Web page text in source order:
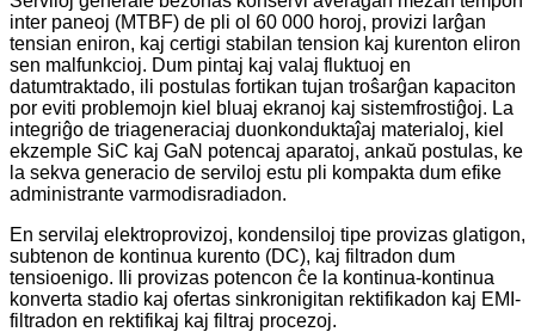
inter paneoj (MTBF) de pli ol 60 000 horoj, provizi larĝan
tensian eniron, kaj certigi stabilan tension kaj kurenton eliron
sen malfunkcioj. Dum pintaj kaj valaj fluktuoj en
datumtraktado, ili postulas fortikan tujan troŝarĝan kapaciton
por eviti problemojn kiel bluaj ekranoj kaj sistemfrostiĝoj. La
integriĝo de triageneraciaj duonkonduktaĵaj materialoj, kiel
ekzemple SiC kaj GaN potencaj aparatoj, ankaŭ postulas, ke
la sekva generacio de serviloj estu pli kompakta dum efike
administrante varmodisradiadon.
En servilaj elektroprovizoj, kondensiloj tipe provizas glatigon,
subtenon de kontinua kurento (DC), kaj filtradon dum
tensioenigo. Ili provizas potencon ĉe la kontinua-kontinua
konverta stadio kaj ofertas sinkronigitan rektifikadon kaj EMI-
filtradon en rektifikaj kaj filtraj procezoj.